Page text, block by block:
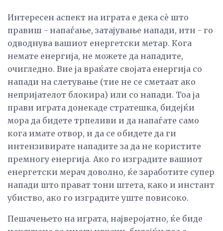
Интересен аспект на играта е дека сè што
правиш - напаѓање, затајување напади, итн - го
одводнува вашиот енергетски метар. Кога
немате енергија, не можете да нападите,
очигледно. Вие ја враќате својата енергија со
напади на слетување (тие не се сметаат ако
непријателот блокира) или со напади. Тоа ја
прави играта донекаде стратешка, бидејќи
мора да бидете трпеливи и да напаѓате само
кога имате отвор, и да се обидете да ги
интензивирате нападите за да не користите
премногу енергија. Ако го изградите вашиот
енергетски мерач доволно, ќе заработите супер
напади што прават тони штета, како и инстант
убиство, ако го изградите уште повисоко.
Пешачењето на играта, најверојатно, ќе биде